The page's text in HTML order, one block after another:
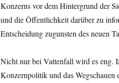
Konzerns vor dem Hintergrund der
und die Öffentlichkeit darüber zu
Entscheidung zugunsten des neuen
Nicht nur bei Vattenfall wird es eng.
Konzernpolitik und das Wegschauen